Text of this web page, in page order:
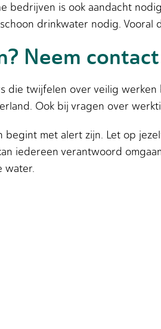
bedrijven is ook aandacht
drinkwater nodig. Vooral
Neem
die twijfelen over veilig
Ook bij vragen over
begint met alert zijn. Let op
iedereen verantwoord
water.